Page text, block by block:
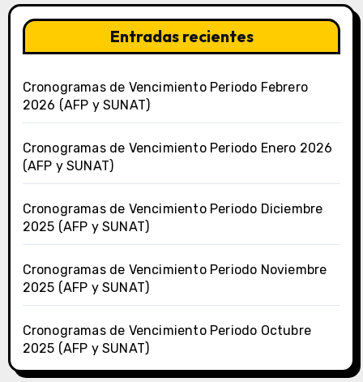
Entradas recientes
Cronogramas de Vencimiento Periodo Febrero
2026 (AFP y SUNAT)
Cronogramas de Vencimiento Periodo Enero 2026
(AFP y SUNAT)
Cronogramas de Vencimiento Periodo Diciembre
2025 (AFP y SUNAT)
Cronogramas de Vencimiento Periodo Noviembre
2025 (AFP y SUNAT)
Cronogramas de Vencimiento Periodo Octubre
2025 (AFP y SUNAT)